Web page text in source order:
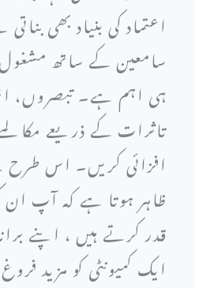
اعتماد کی بنیاد بھی
سامعین کے ساتھ مشغول
ہی اہم ہے۔ تبصروں،
تاثرات کے ذریعے
افزائی کریں۔ اس
ظاہر ہوتا ہے کہ آپ
قدر کرتے ہیں ، اپنے
ایک کمیونٹی کو مزید